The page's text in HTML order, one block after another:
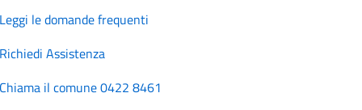
Leggi le domande frequenti
Richiedi Assistenza
Chiama il comune 0422 8461